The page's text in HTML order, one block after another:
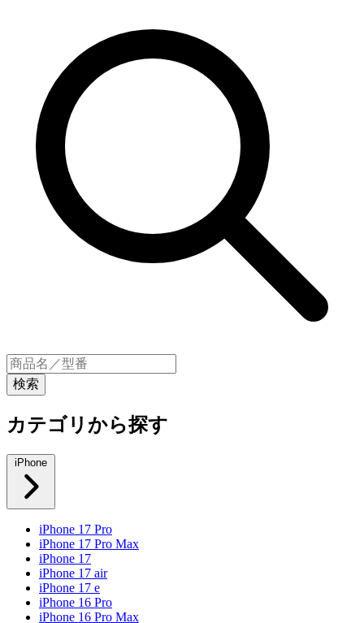
カテゴリから探す
iPhone
iPhone 17 Pro
iPhone 17 Pro Max
iPhone 17
iPhone 17 air
iPhone 17 e
iPhone 16 Pro
iPhone 16 Pro Max